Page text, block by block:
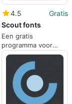
4.5
Gratis
Scout fonts
Een gratis
programma voor
WordPress, door
Junák český skaut.